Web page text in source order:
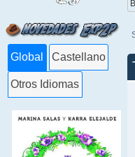
Global Castellano
Otros Idiomas